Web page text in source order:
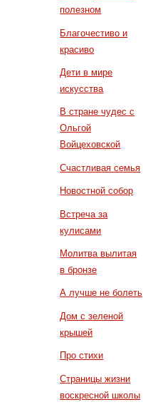
полезном
Благочестиво и
красиво
Дети в мире
искусства
В стране чудес с
Ольгой
Войцеховской
Счастливая семья
Новостной собор
Встреча за
кулисами
Молитва вылитая
в бронзе
А лучше не болеть
Дом с зеленой
крышей
Про стихи
Страницы жизни
воскресной школы